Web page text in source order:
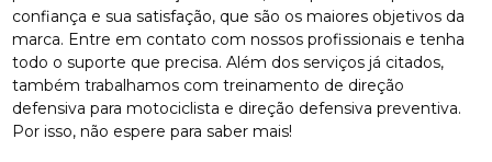
confiança e sua satisfação, que são os maiores objetivos da
marca. Entre em contato com nossos profissionais e tenha
todo o suporte que precisa. Além dos serviços já citados,
também trabalhamos com treinamento de direção
defensiva para motociclista e direção defensiva preventiva.
Por isso, não espere para saber mais!